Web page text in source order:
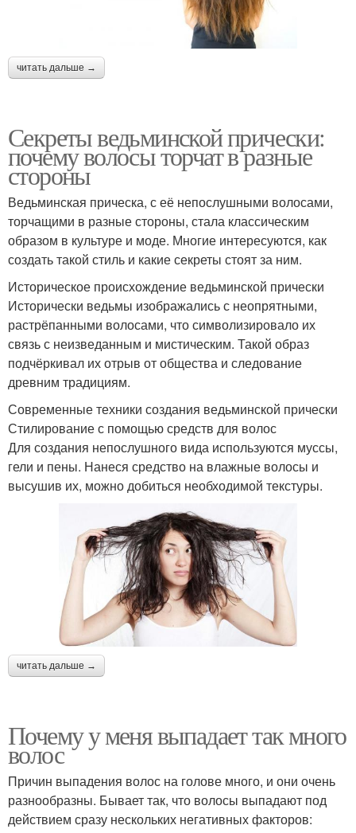
читать дальше →
Секреты ведьминской прически:
почему волосы торчат в разные
стороны
Ведьминская прическа, с её непослушными волосами,
торчащими в разные стороны, стала классическим
образом в культуре и моде. Многие интересуются, как
создать такой стиль и какие секреты стоят за ним.
Историческое происхождение ведьминской прически
Исторически ведьмы изображались с неопрятными,
растрёпанными волосами, что символизировало их
связь с неизведанным и мистическим. Такой образ
подчёркивал их отрыв от общества и следование
древним традициям.
Современные техники создания ведьминской прически
Стилирование с помощью средств для волос
Для создания непослушного вида используются муссы,
гели и пены. Нанеся средство на влажные волосы и
высушив их, можно добиться необходимой текстуры.
читать дальше →
Почему у меня выпадает так много
волос
Причин выпадения волос на голове много, и они очень
разнообразны. Бывает так, что волосы выпадают под
действием сразу нескольких негативных факторов: